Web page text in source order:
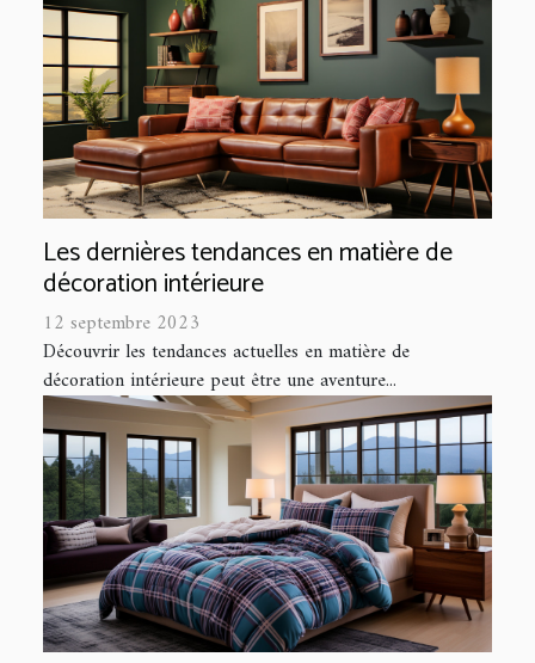
Les dernières tendances en matière de
décoration intérieure
12 septembre 2023
Découvrir les tendances actuelles en matière de
décoration intérieure peut être une aventure...